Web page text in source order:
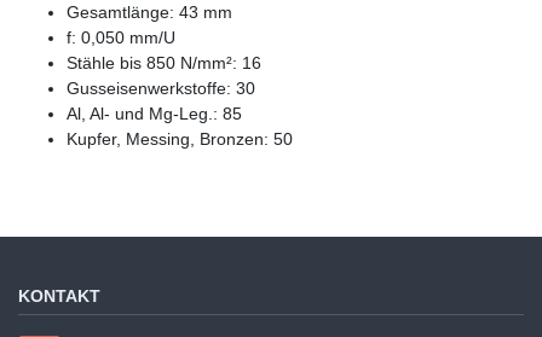
Gesamtlänge: 43 mm
f: 0,050 mm/U
Stähle bis 850 N/mm²: 16
Gusseisenwerkstoffe: 30
Al, Al- und Mg-Leg.: 85
Kupfer, Messing, Bronzen: 50
KONTAKT